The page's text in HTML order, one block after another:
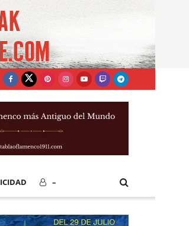
–